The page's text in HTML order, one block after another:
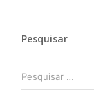
Pesquisar
por: